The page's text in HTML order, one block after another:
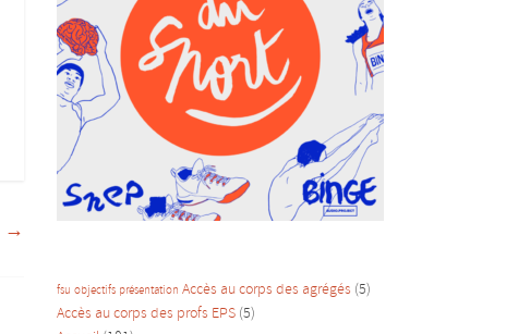
→
fsu objectifs présentation Accès au corps des agrégés (5)
Accès au corps des profs EPS (5)